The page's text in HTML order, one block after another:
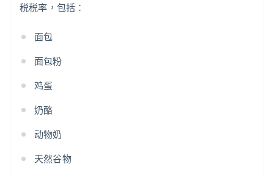
税税率，包括：
面包
面包粉
鸡蛋
奶酪
动物奶
天然谷物